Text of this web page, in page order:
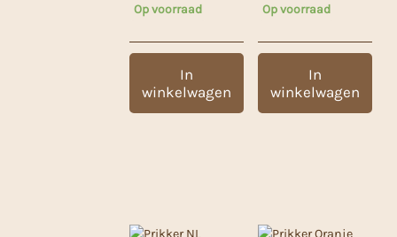
Op voorraad
In
winkelwagen
Op voorraad
In
winkelwagen